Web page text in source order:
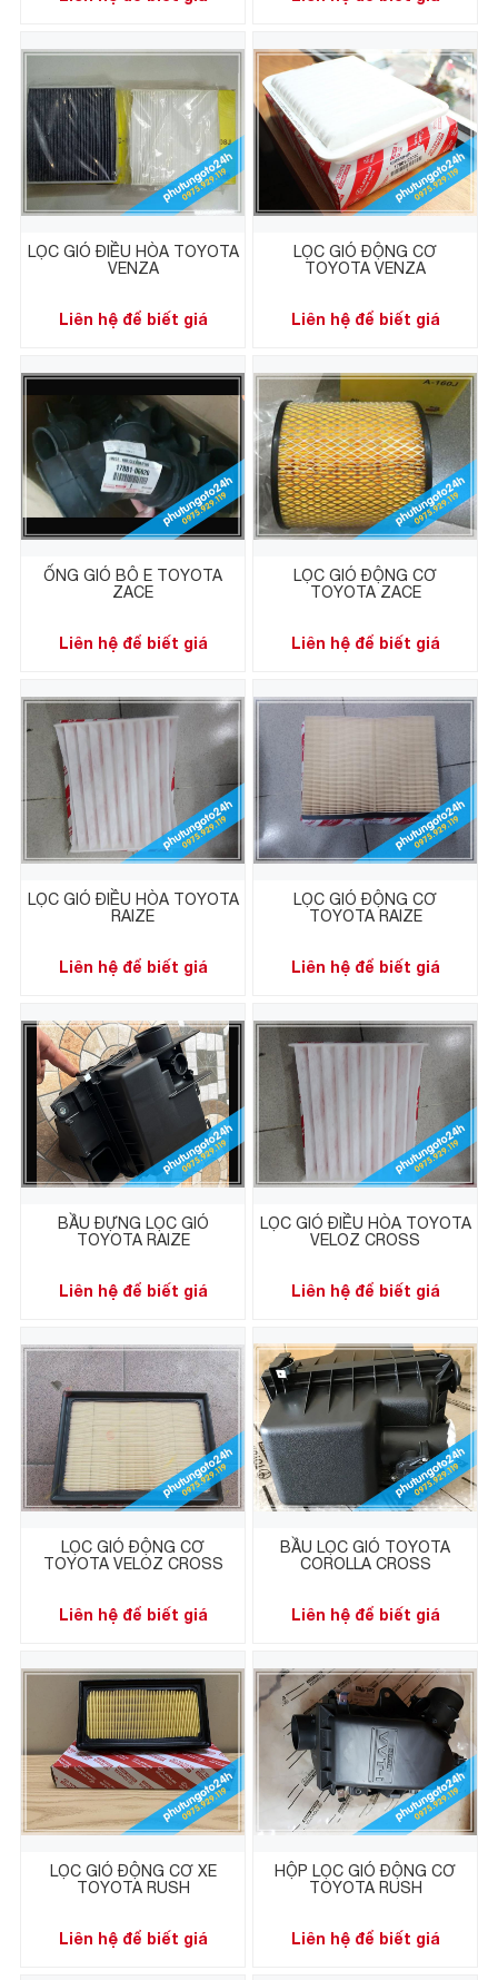
LỌC GIÓ ĐIỀU HÒA TOYOTA
VENZA
Liên hệ để biết giá
LỌC GIÓ ĐỘNG CƠ
TOYOTA VENZA
Liên hệ để biết giá
ỐNG GIÓ BÔ E TOYOTA
ZACE
Liên hệ để biết giá
LỌC GIÓ ĐỘNG CƠ
TOYOTA ZACE
Liên hệ để biết giá
LỌC GIÓ ĐIỀU HÒA TOYOTA
RAIZE
Liên hệ để biết giá
LỌC GIÓ ĐỘNG CƠ
TOYOTA RAIZE
Liên hệ để biết giá
BẦU ĐỰNG LỌC GIÓ
TOYOTA RAIZE
Liên hệ để biết giá
LỌC GIÓ ĐIỀU HÒA TOYOTA
VELOZ CROSS
Liên hệ để biết giá
LỌC GIÓ ĐỘNG CƠ
TOYOTA VELOZ CROSS
Liên hệ để biết giá
BẦU LỌC GIÓ TOYOTA
COROLLA CROSS
Liên hệ để biết giá
LỌC GIÓ ĐỘNG CƠ XE
TOYOTA RUSH
Liên hệ để biết giá
HỘP LỌC GIÓ ĐỘNG CƠ
TOYOTA RUSH
Liên hệ để biết giá